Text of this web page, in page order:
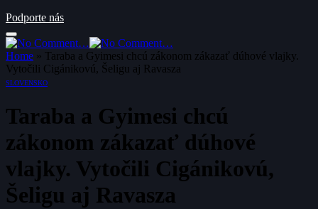
Podporte nás
Home » Taraba a Gyimesi chcú zákonom zákazať dúhové vlajky.
Vytočili Cigánikovú, Šeligu aj Ravasza
SLOVENSKO
Taraba a Gyimesi chcú
zákonom zákazať dúhové
vlajky. Vytočili Cigánikovú,
Šeligu aj Ravasza